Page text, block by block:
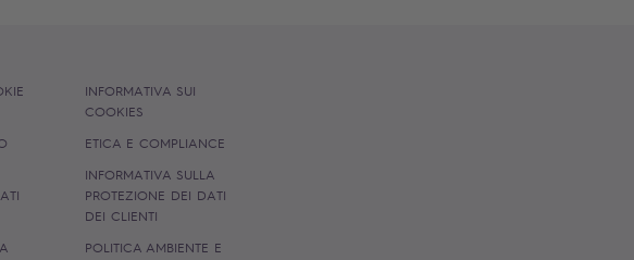
INFORMATIVA SUI
COOKIES
ETICA E COMPLIANCE
INFORMATIVA SULLA
PROTEZIONE DEI DATI
DEI CLIENTI
POLITICA AMBIENTE E